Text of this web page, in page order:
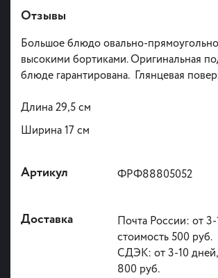
Отзывы
Большое блюдо овально-
высокими бортиками. Оригинальная
блюде гарантирована. Глянцевая
Длина 29,5 см
Ширина 17 см
Артикул ФРФ88805052
Доставка
Почта России: от
стоимость 500 руб.
СДЭК: от 3-10
800 руб.